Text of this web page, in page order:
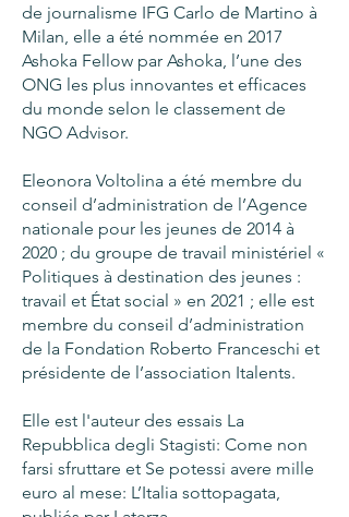
de journalisme IFG Carlo de Martino à
Milan, elle a été nommée en 2017
Ashoka Fellow par Ashoka, l’une des
ONG les plus innovantes et efficaces
du monde selon le classement de
NGO Advisor.
Eleonora Voltolina a été membre du
conseil d’administration de l’Agence
nationale pour les jeunes de 2014 à
2020 ; du groupe de travail ministériel «
Politiques à destination des jeunes :
travail et État social » en 2021 ; elle est
membre du conseil d’administration
de la Fondation Roberto Franceschi et
présidente de l’association Italents.
Elle est l'auteur des essais La
Repubblica degli Stagisti: Come non
farsi sfruttare et Se potessi avere mille
euro al mese: L’Italia sottopagata,